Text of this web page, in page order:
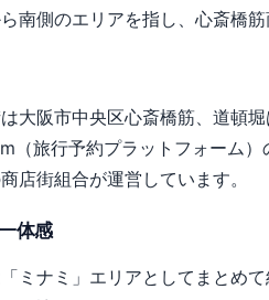
南側のエリアを指し、心斎橋
大阪市中央区心斎橋筋、道頓
（旅行予約プラットフォーム
店街組合が運営しています。
体感
ミナミ」エリアとしてまとめ